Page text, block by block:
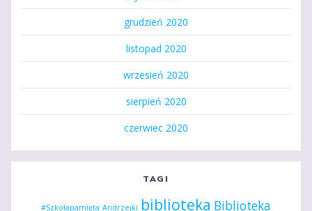
grudzień 2020
listopad 2020
wrzesień 2020
sierpień 2020
czerwiec 2020
TAGI
#Szkołapamięta Andrzejki biblioteka Biblioteka